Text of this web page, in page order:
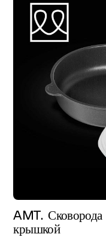
AMT. Сковорода
крышкой